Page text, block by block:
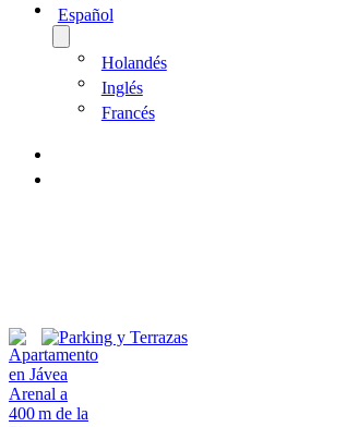
Español
Holandés
Inglés
Francés